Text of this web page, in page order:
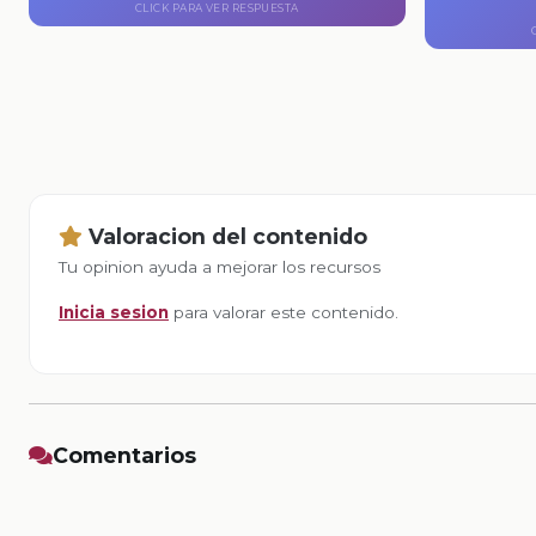
CLICK PARA VER RESPUESTA
Valoracion del contenido
Tu opinion ayuda a mejorar los recursos
Inicia sesion para valorar este contenido.
Comentarios